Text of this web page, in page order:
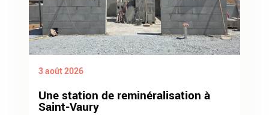
3 août 2026
Une station de reminéralisation à
Saint-Vaury